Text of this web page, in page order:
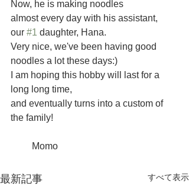
Now, he is making noodles
almost every day with his assistant,
our #1 daughter, Hana.
Very nice, we've been having good
noodles a lot these days:)
I am hoping this hobby will last for a
long long time,
and eventually turns into a custom of
the family!
Momo
最新記事 すべて表示